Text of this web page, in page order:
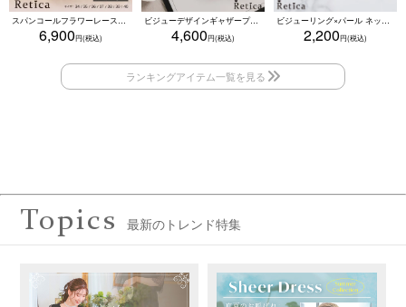
6,900
ビジューデザインギャザープリーツ入り2wayバッグ(ベージュ/シルバー/ブラック)
4,600 2,200
Topics 最新のトレンド特集